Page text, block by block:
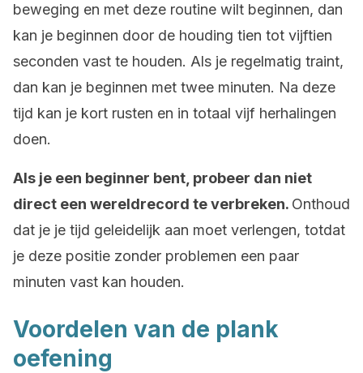
beweging en met deze routine wilt beginnen, dan
kan je beginnen door de houding tien tot vijftien
seconden vast te houden. Als je regelmatig traint,
dan kan je beginnen met twee minuten. Na deze
tijd kan je kort rusten en in totaal vijf herhalingen
doen.
Als je een beginner bent, probeer dan niet
direct een wereldrecord te verbreken. Onthoud
dat je je tijd geleidelijk aan moet verlengen, totdat
je deze positie zonder problemen een paar
minuten vast kan houden.
Voordelen van de plank
oefening